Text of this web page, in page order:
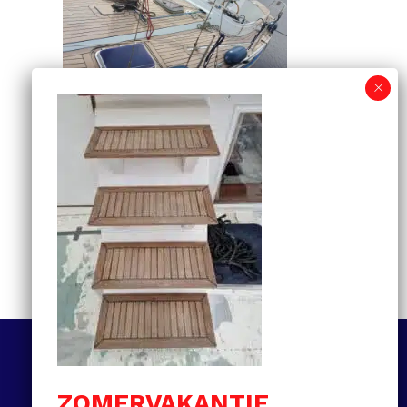
Informatiegids voor
kunststof teakdekken:
van selectie tot
onderhoud en prijzen
MEER LEZEN
Volg ons